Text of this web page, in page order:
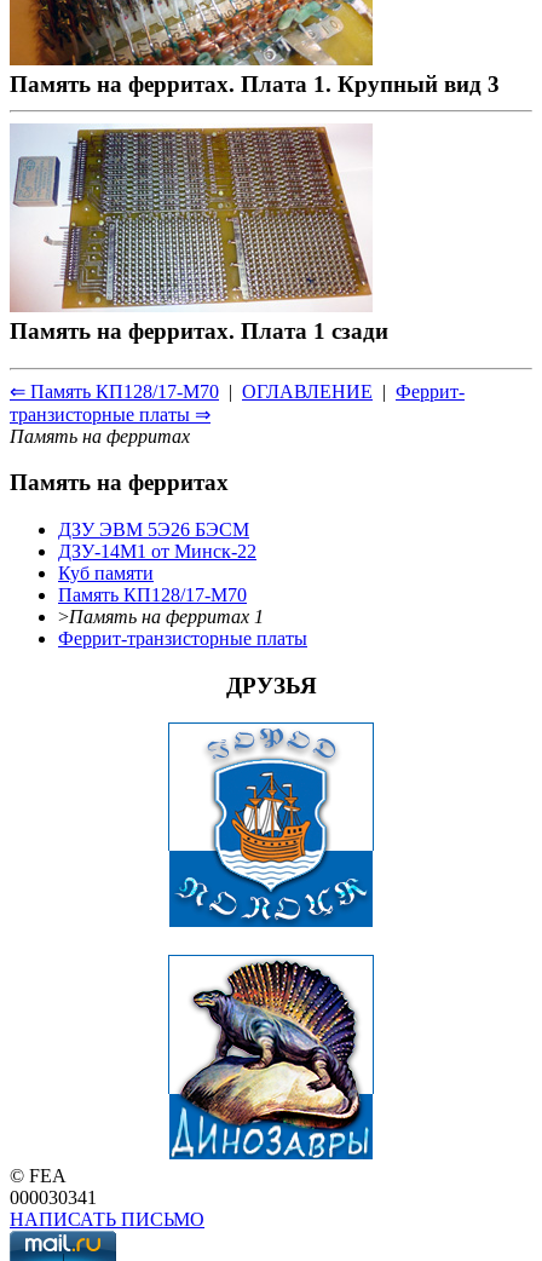
Память на ферритах. Плата 1. Крупный вид 3
Память на ферритах. Плата 1 сзади
⇐ Память КП128/17-М70 | ОГЛАВЛЕНИЕ | Феррит-
транзисторные платы ⇒
Память на ферритах
Память на ферритах
ДЗУ ЭВМ 5Э26 БЭСМ
ДЗУ-14М1 от Минск-22
Куб памяти
Память КП128/17-М70
>Память на ферритах 1
Феррит-транзисторные платы
ДРУЗЬЯ
© FEA
000030341
НАПИСАТЬ ПИСЬМО